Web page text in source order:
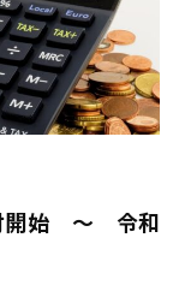
開始 ～ 令和